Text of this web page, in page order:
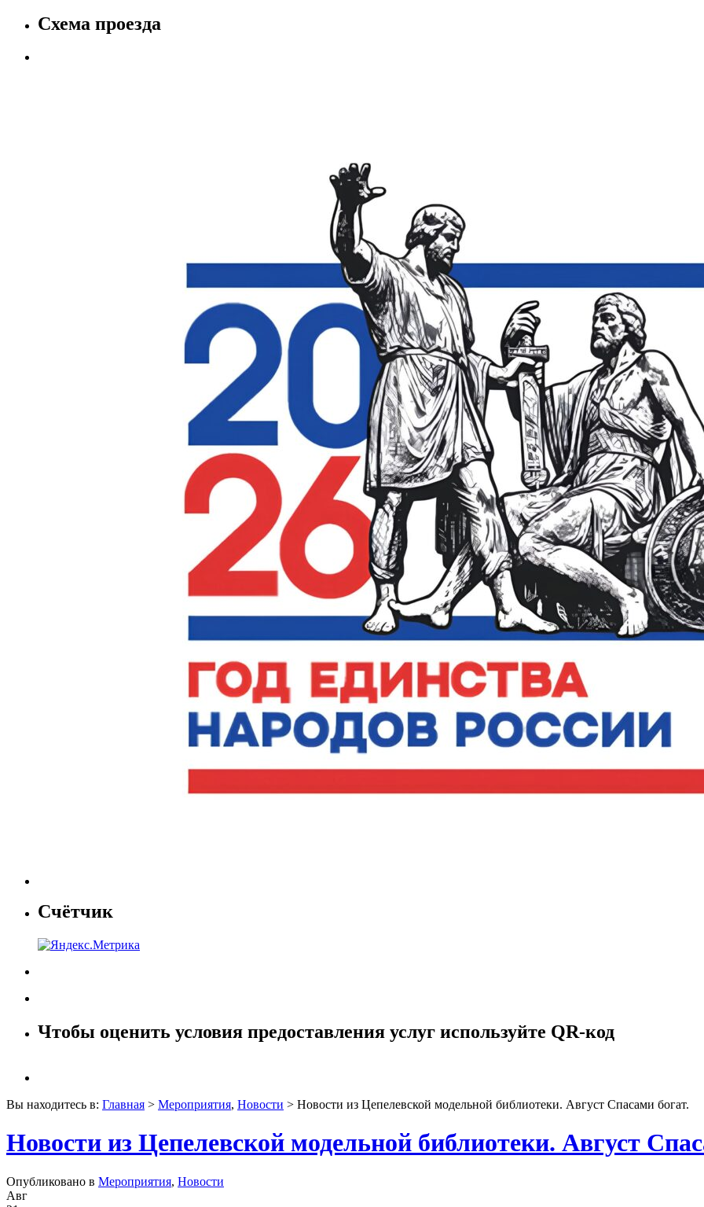
Схема проезда
Счётчик
Чтобы оценить условия предоставления услуг используйте QR-код
Вы находитесь в: Главная > Мероприятия, Новости > Новости из Цепелевской модельной библиотеки. Август Спасами богат.
Новости из Цепелевской модельной библиотеки. Август
Опубликовано в Мероприятия, Новости
Авг